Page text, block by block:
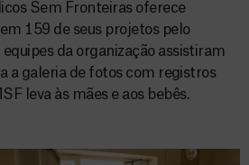
Sem Fronteiras oferece
159 de seus projetos pelo
da organização assistiram
a galeria de fotos com registros
leva às mães e aos bebês.